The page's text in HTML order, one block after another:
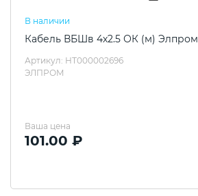
В наличии
Кабель ВБШв 4х2.5 ОК (м)
Артикул: НТ000002696
ЭЛПРОМ
Ваша цена
101.00 ₽